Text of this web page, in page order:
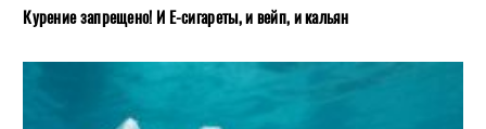
Курение запрещено! И Е-сигареты, и вейп, и кальян